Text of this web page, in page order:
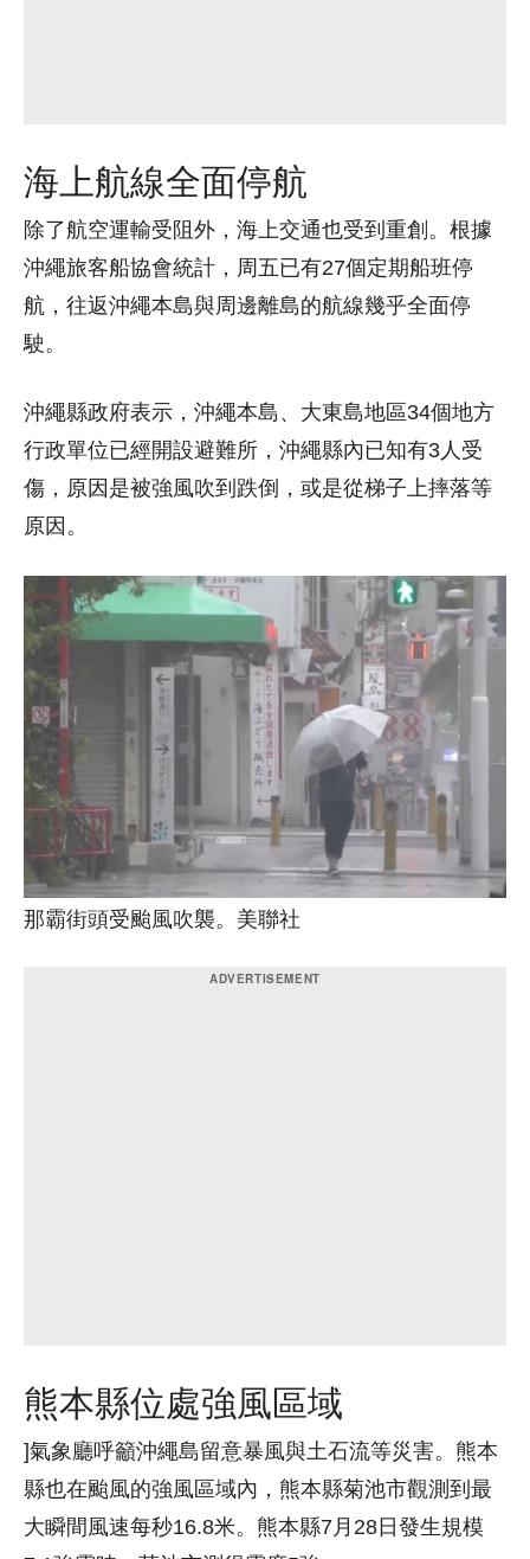
海上航線全面停航
除了航空運輸受阻外，海上交通也受到重創。根據
沖繩旅客船協會統計，周五已有27個定期船班停
航，往返沖繩本島與周邊離島的航線幾乎全面停
駛。
沖繩縣政府表示，沖繩本島、大東島地區34個地方
行政單位已經開設避難所，沖繩縣內已知有3人受
傷，原因是被強風吹到跌倒，或是從梯子上摔落等
原因。
那霸街頭受颱風吹襲。美聯社
熊本縣位處強風區域
]氣象廳呼籲沖繩島留意暴風與土石流等災害。熊本
縣也在颱風的強風區域內，熊本縣菊池市觀測到最
大瞬間風速每秒16.8米。熊本縣7月28日發生規模